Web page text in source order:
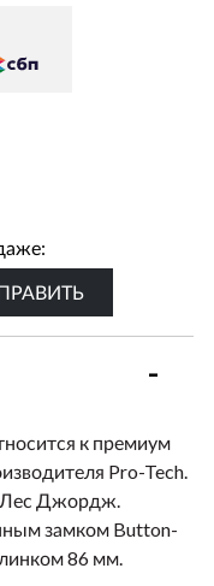
к премиум
Pro-Tech.
Лес Джордж.
замком Button-
86 мм.